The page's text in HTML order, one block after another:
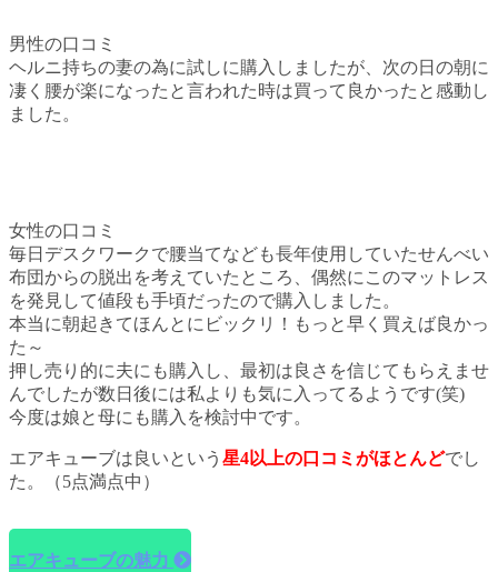
男性の口コミ
ヘルニ持ちの妻の為に試しに購入しましたが、次の日の朝に
凄く腰が楽になったと言われた時は買って良かったと感動し
ました。
女性の口コミ
毎日デスクワークで腰当てなども長年使用していたせんべい
布団からの脱出を考えていたところ、偶然にこのマットレス
を発見して値段も手頃だったので購入しました。
本当に朝起きてほんとにビックリ！もっと早く買えば良かっ
た～
押し売り的に夫にも購入し、最初は良さを信じてもらえませ
んでしたが数日後には私よりも気に入ってるようです(笑)
今度は娘と母にも購入を検討中です。
エアキューブは良いという 星4以上の口コミがほとんどでし
た。（5点満点中）
エアキューブの魅力